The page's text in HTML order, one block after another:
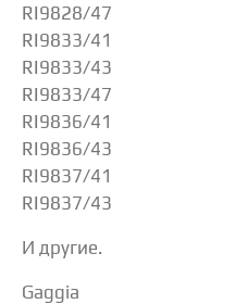
RI9828/47
RI9833/41
RI9833/43
RI9833/47
RI9836/41
RI9836/43
RI9837/41
RI9837/43
И другие.
Gaggia